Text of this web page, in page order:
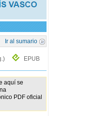
Ir al sumario
EPUB
aquí se
PDF oficial